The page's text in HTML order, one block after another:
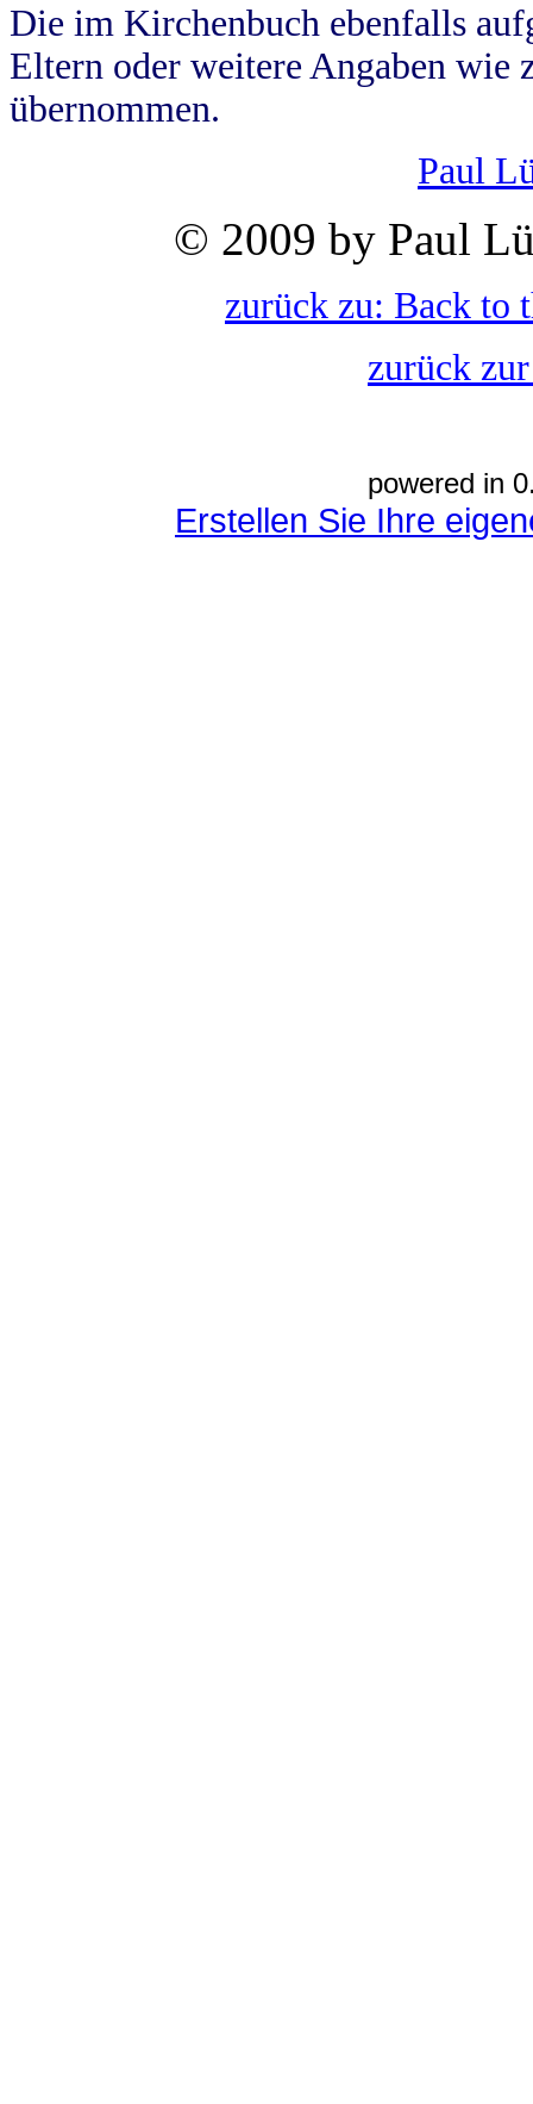
Die im Kirchenbuch ebenfalls
Eltern oder weitere Angaben wie
übernommen.
Paul
© 2009 by Paul
zurück zu: Back to
zurück
powered in
Erstellen Sie Ihre